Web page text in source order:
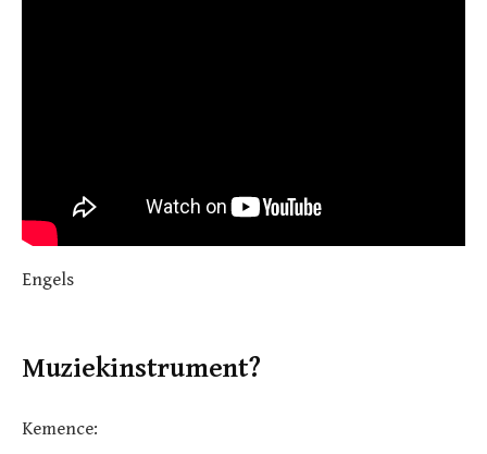
Engels
Muziekinstrument?
Kemence: